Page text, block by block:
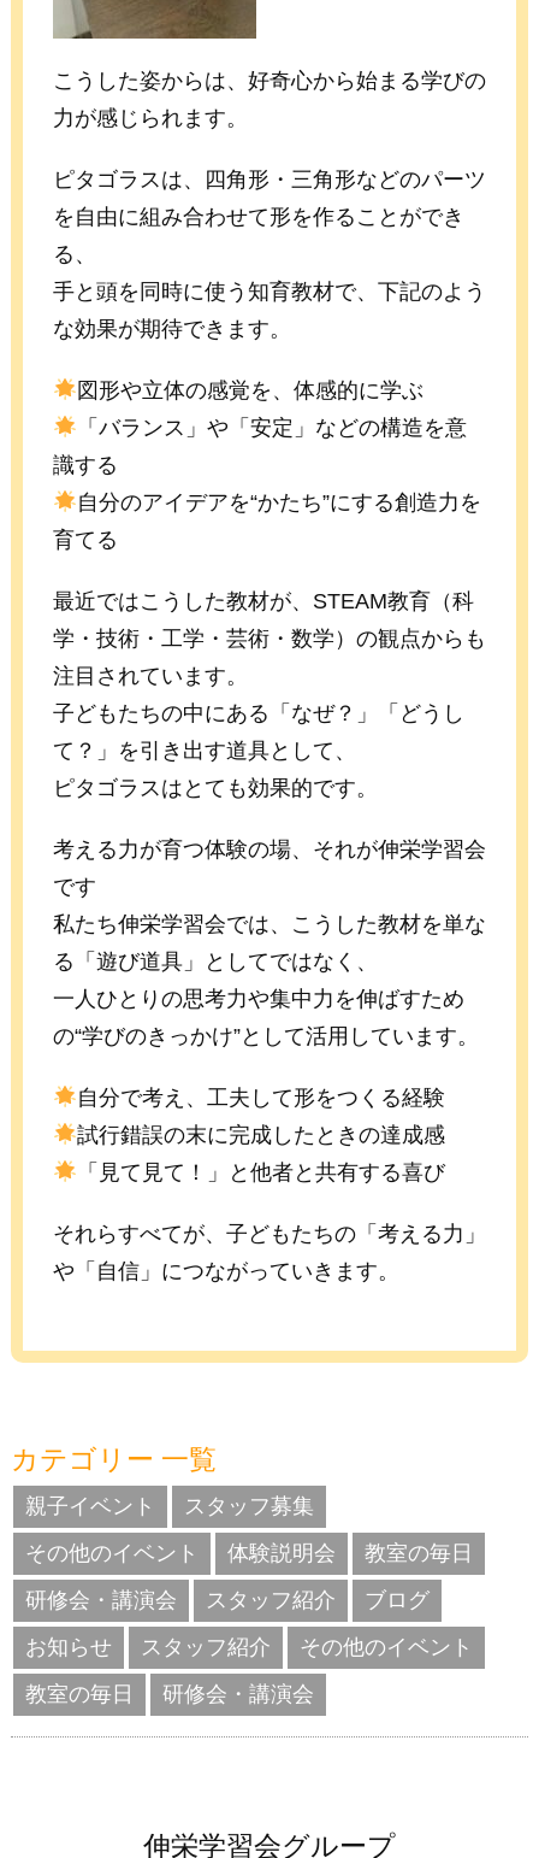
こうした姿からは、好奇心から始まる学びの
力が感じられます。
ピタゴラスは、四角形・三角形などのパーツ
を自由に組み合わせて形を作ることができ
る、
手と頭を同時に使う知育教材で、下記のよう
な効果が期待できます。
図形や立体の感覚を、体感的に学ぶ
「バランス」や「安定」などの構造を意
識する
自分のアイデアを“かたち”にする創造力を
育てる
最近ではこうした教材が、STEAM教育（科
学・技術・工学・芸術・数学）の観点からも
注目されています。
子どもたちの中にある「なぜ？」「どうし
て？」を引き出す道具として、
ピタゴラスはとても効果的です。
考える力が育つ体験の場、それが伸栄学習会
です
私たち伸栄学習会では、こうした教材を単な
る「遊び道具」としてではなく、
一人ひとりの思考力や集中力を伸ばすため
の“学びのきっかけ”として活用しています。
自分で考え、工夫して形をつくる経験
試行錯誤の末に完成したときの達成感
「見て見て！」と他者と共有する喜び
それらすべてが、子どもたちの「考える力」
や「自信」につながっていきます。
カテゴリー 一覧
親子イベント
スタッフ募集
その他のイベント
体験説明会
教室の毎日
研修会・講演会
スタッフ紹介
ブログ
お知らせ
スタッフ紹介
その他のイベント
教室の毎日
研修会・講演会
伸栄学習会グループ